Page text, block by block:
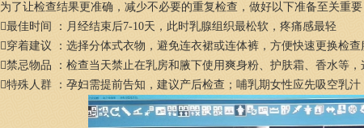
为了让检查结果更准确，减少不必要的重复检查，做好以下准备至关重要
最佳时间 ：月经结束后7-10天，此时乳腺组织最松软，疼痛感最轻
穿着建议 ：选择分体式衣物，避免连衣裙或连体裤，方便快速更换检查
禁忌物品 ：检查当天禁止在乳房和腋下使用爽身粉、护肤霜、香水等
特殊人群 ：孕妇需提前告知，建议产后检查；哺乳期女性应先吸空乳汁